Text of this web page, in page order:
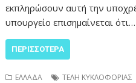
εκπληρώσουν αυτή την
υπουργείο επισημαίνεται ότι…
ΠΕΡΙΣΣΌΤΕΡΑ
ΕΛΛΑΔΑ ΤΕΛΗ ΚΥΚΛΟΦΟΡΙΑΣ